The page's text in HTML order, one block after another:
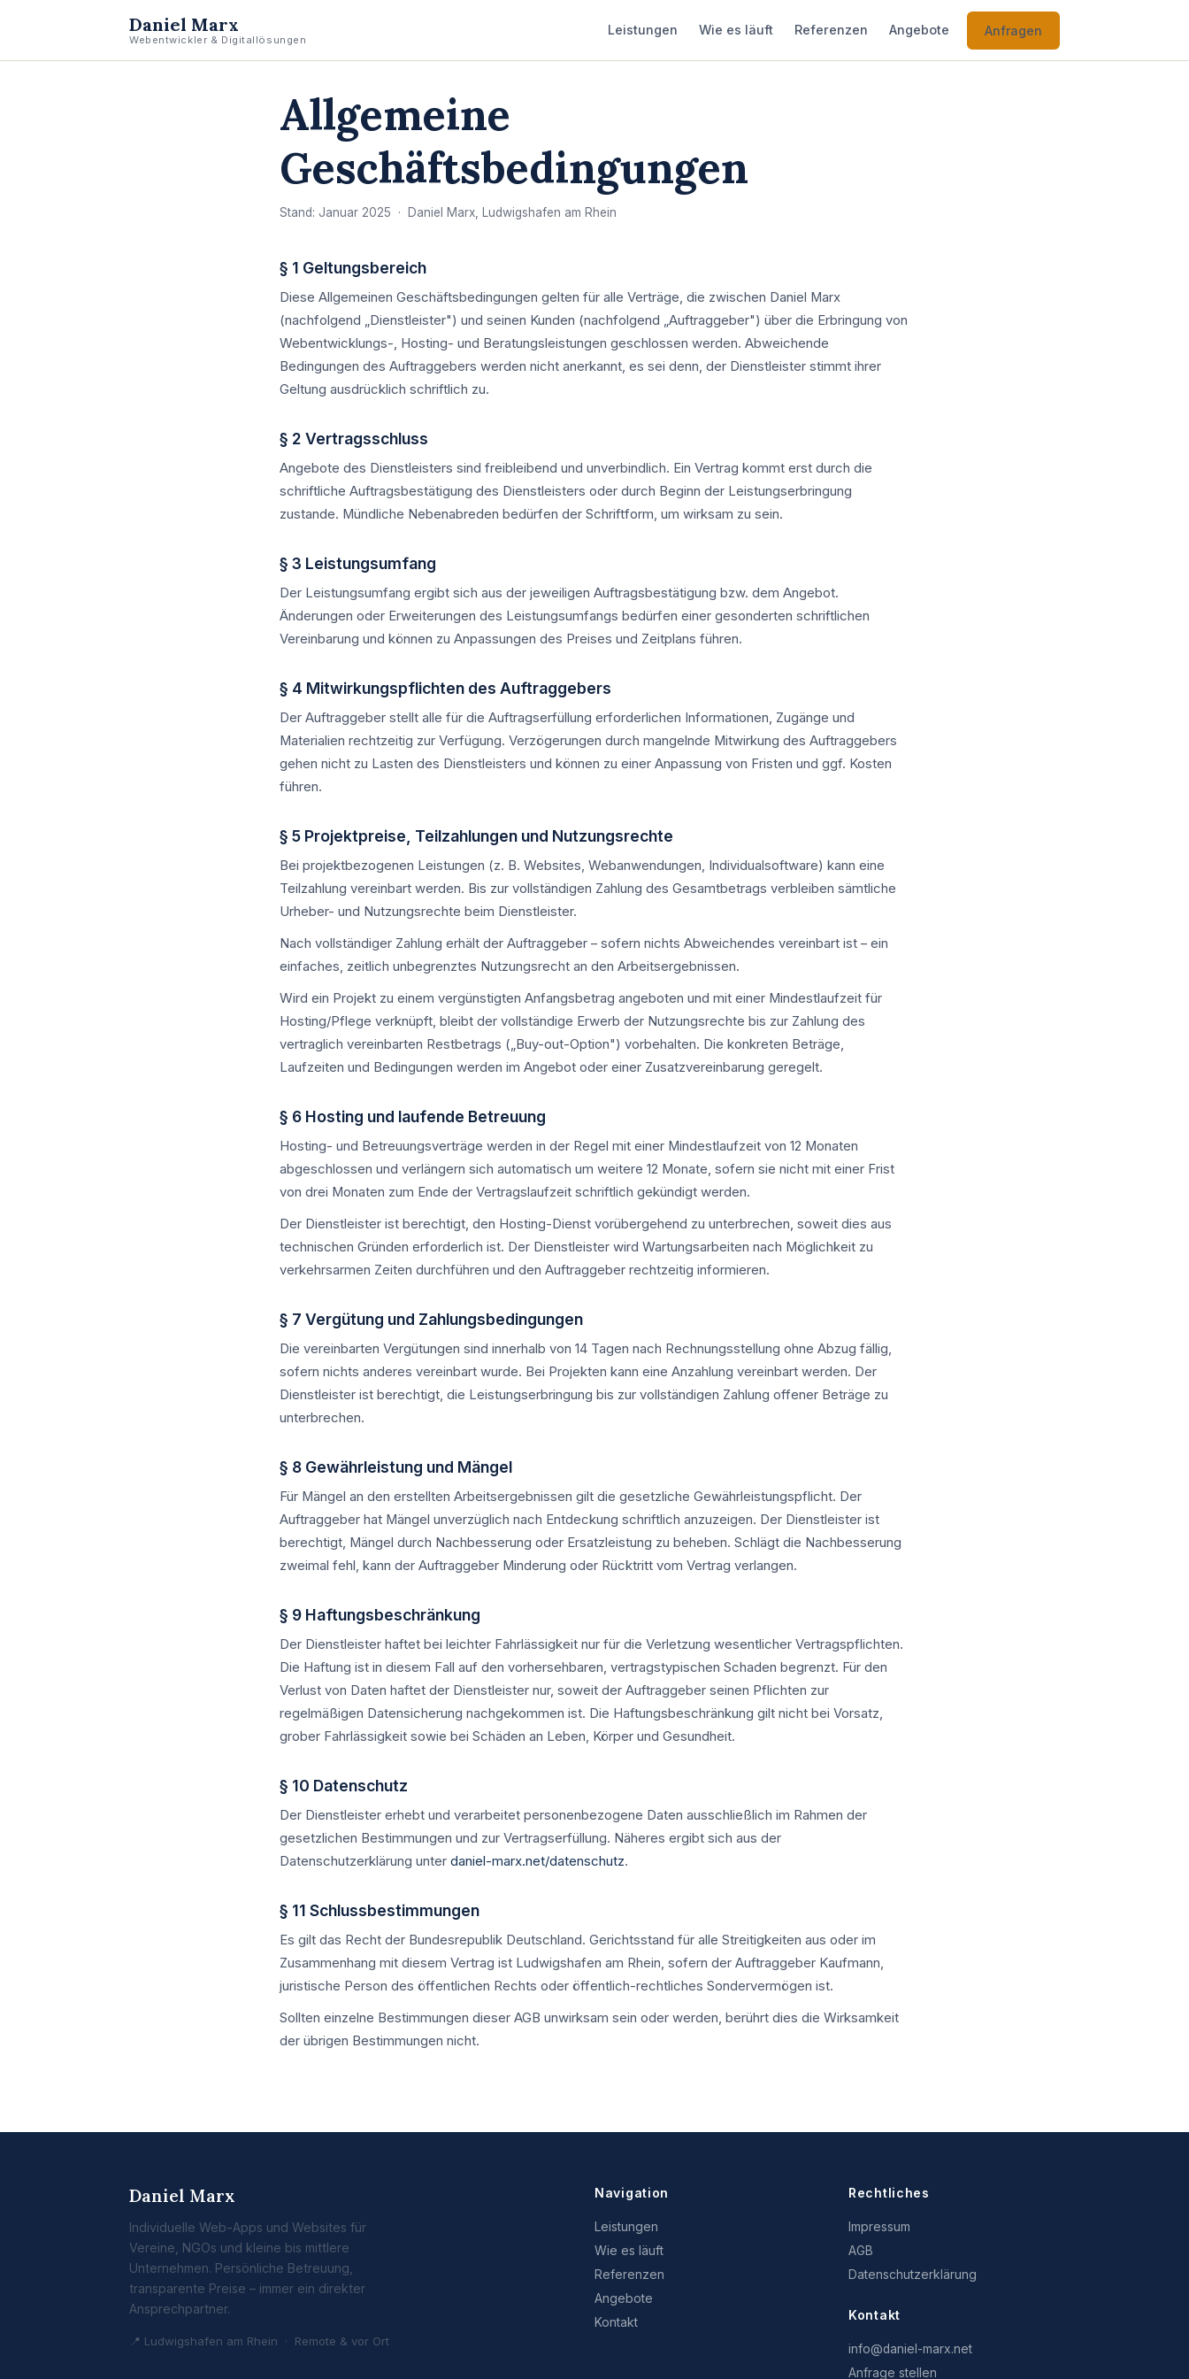
Daniel Marx
Webentwickler & Digitallösungen
Leistungen Wie es läuft Referenzen Angebote Anfragen
Allgemeine
Geschäftsbedingungen
Stand: Januar 2025 · Daniel Marx, Ludwigshafen am Rhein
§ 1 Geltungsbereich
Diese Allgemeinen Geschäftsbedingungen gelten für alle Verträge, die zwischen Daniel Marx
(nachfolgend „Dienstleister") und seinen Kunden (nachfolgend „Auftraggeber") über die Erbringung von
Webentwicklungs-, Hosting- und Beratungsleistungen geschlossen werden. Abweichende
Bedingungen des Auftraggebers werden nicht anerkannt, es sei denn, der Dienstleister stimmt ihrer
Geltung ausdrücklich schriftlich zu.
§ 2 Vertragsschluss
Angebote des Dienstleisters sind freibleibend und unverbindlich. Ein Vertrag kommt erst durch die
schriftliche Auftragsbestätigung des Dienstleisters oder durch Beginn der Leistungserbringung
zustande. Mündliche Nebenabreden bedürfen der Schriftform, um wirksam zu sein.
§ 3 Leistungsumfang
Der Leistungsumfang ergibt sich aus der jeweiligen Auftragsbestätigung bzw. dem Angebot.
Änderungen oder Erweiterungen des Leistungsumfangs bedürfen einer gesonderten schriftlichen
Vereinbarung und können zu Anpassungen des Preises und Zeitplans führen.
§ 4 Mitwirkungspflichten des Auftraggebers
Der Auftraggeber stellt alle für die Auftragserfüllung erforderlichen Informationen, Zugänge und
Materialien rechtzeitig zur Verfügung. Verzögerungen durch mangelnde Mitwirkung des Auftraggebers
gehen nicht zu Lasten des Dienstleisters und können zu einer Anpassung von Fristen und ggf. Kosten
führen.
§ 5 Projektpreise, Teilzahlungen und Nutzungsrechte
Bei projektbezogenen Leistungen (z. B. Websites, Webanwendungen, Individualsoftware) kann eine
Teilzahlung vereinbart werden. Bis zur vollständigen Zahlung des Gesamtbetrags verbleiben sämtliche
Urheber- und Nutzungsrechte beim Dienstleister.
Nach vollständiger Zahlung erhält der Auftraggeber – sofern nichts Abweichendes vereinbart ist – ein
einfaches, zeitlich unbegrenztes Nutzungsrecht an den Arbeitsergebnissen.
Wird ein Projekt zu einem vergünstigten Anfangsbetrag angeboten und mit einer Mindestlaufzeit für
Hosting/Pflege verknüpft, bleibt der vollständige Erwerb der Nutzungsrechte bis zur Zahlung des
vertraglich vereinbarten Restbetrags („Buy-out-Option") vorbehalten. Die konkreten Beträge,
Laufzeiten und Bedingungen werden im Angebot oder einer Zusatzvereinbarung geregelt.
§ 6 Hosting und laufende Betreuung
Hosting- und Betreuungsverträge werden in der Regel mit einer Mindestlaufzeit von 12 Monaten
abgeschlossen und verlängern sich automatisch um weitere 12 Monate, sofern sie nicht mit einer Frist
von drei Monaten zum Ende der Vertragslaufzeit schriftlich gekündigt werden.
Der Dienstleister ist berechtigt, den Hosting-Dienst vorübergehend zu unterbrechen, soweit dies aus
technischen Gründen erforderlich ist. Der Dienstleister wird Wartungsarbeiten nach Möglichkeit zu
verkehrsarmen Zeiten durchführen und den Auftraggeber rechtzeitig informieren.
§ 7 Vergütung und Zahlungsbedingungen
Die vereinbarten Vergütungen sind innerhalb von 14 Tagen nach Rechnungsstellung ohne Abzug fällig,
sofern nichts anderes vereinbart wurde. Bei Projekten kann eine Anzahlung vereinbart werden. Der
Dienstleister ist berechtigt, die Leistungserbringung bis zur vollständigen Zahlung offener Beträge zu
unterbrechen.
§ 8 Gewährleistung und Mängel
Für Mängel an den erstellten Arbeitsergebnissen gilt die gesetzliche Gewährleistungspflicht. Der
Auftraggeber hat Mängel unverzüglich nach Entdeckung schriftlich anzuzeigen. Der Dienstleister ist
berechtigt, Mängel durch Nachbesserung oder Ersatzleistung zu beheben. Schlägt die Nachbesserung
zweimal fehl, kann der Auftraggeber Minderung oder Rücktritt vom Vertrag verlangen.
§ 9 Haftungsbeschränkung
Der Dienstleister haftet bei leichter Fahrlässigkeit nur für die Verletzung wesentlicher Vertragspflichten.
Die Haftung ist in diesem Fall auf den vorhersehbaren, vertragstypischen Schaden begrenzt. Für den
Verlust von Daten haftet der Dienstleister nur, soweit der Auftraggeber seinen Pflichten zur
regelmäßigen Datensicherung nachgekommen ist. Die Haftungsbeschränkung gilt nicht bei Vorsatz,
grober Fahrlässigkeit sowie bei Schäden an Leben, Körper und Gesundheit.
§ 10 Datenschutz
Der Dienstleister erhebt und verarbeitet personenbezogene Daten ausschließlich im Rahmen der
gesetzlichen Bestimmungen und zur Vertragserfüllung. Näheres ergibt sich aus der
Datenschutzerklärung unter daniel-marx.net/datenschutz.
§ 11 Schlussbestimmungen
Es gilt das Recht der Bundesrepublik Deutschland. Gerichtsstand für alle Streitigkeiten aus oder im
Zusammenhang mit diesem Vertrag ist Ludwigshafen am Rhein, sofern der Auftraggeber Kaufmann,
juristische Person des öffentlichen Rechts oder öffentlich-rechtliches Sondervermögen ist.
Sollten einzelne Bestimmungen dieser AGB unwirksam sein oder werden, berührt dies die Wirksamkeit
der übrigen Bestimmungen nicht.
Daniel Marx
Individuelle Web-Apps und Websites für
Vereine, NGOs und kleine bis mittlere
Unternehmen. Persönliche Betreuung,
transparente Preise – immer ein direkter
Ansprechpartner.
📍 Ludwigshafen am Rhein · Remote & vor Ort
Navigation
Leistungen
Wie es läuft
Referenzen
Angebote
Kontakt
Rechtliches
Impressum
AGB
Datenschutzerklärung
Kontakt
info@daniel-marx.net
Anfrage stellen